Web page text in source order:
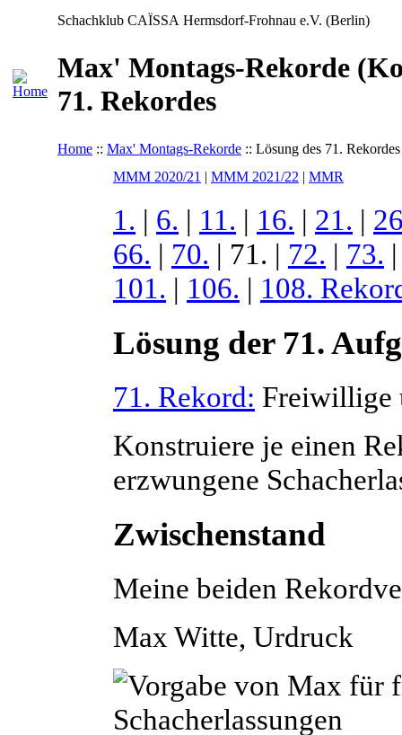
Schachklub CAÏSSA Hermsdorf-Frohnau e.V. (Berlin)
Max' Montags-Rekorde
71. Rekordes
Home :: Max' Montags-Rekorde :: Lösung des 71. Rekordes
MMM 2020/21 | MMM 2021/22 | MMR
1. | 6. | 11. | 16. | 21. |
66. | 70. | 71. | 72. | 73.
101. | 106. | 108.
Lösung der 71.
71. Rekord: Freiwillige
Konstruiere je einen
erzwungene
Zwischenstand
Meine beiden
Max Witte, Urdruck